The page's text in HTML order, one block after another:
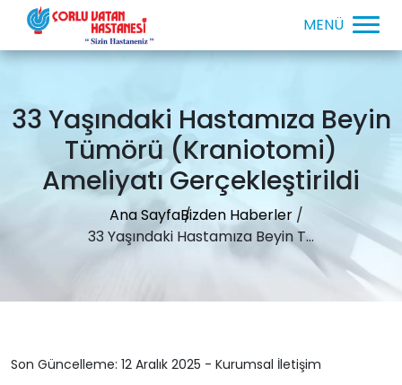
33 Yaşındaki Hastamıza Beyin
Tümörü (Kraniotomi)
Ameliyatı Gerçekleştirildi
Ana SayfaBizden Haberler
33 Yaşındaki Hastamıza Beyin T...
Son Güncelleme: 12 Aralık 2025 - Kurumsal İletişim